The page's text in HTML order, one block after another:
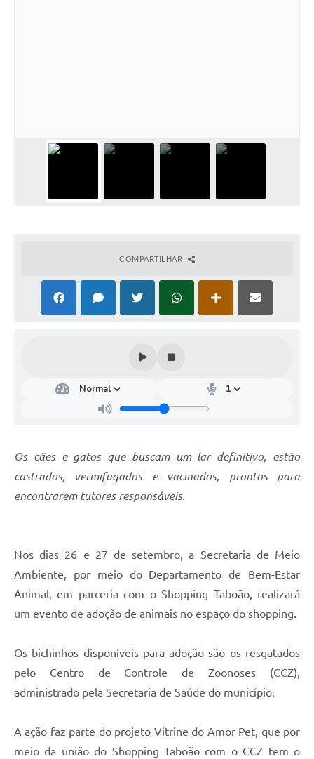
COMPARTILHAR
Os cães e gatosquebuscam um lar definitivo, estão
castrados, vermifugados e vacinados, prontos para
encontrarem tutores responsáveis.
Nos dias 26 e 27 de setembro, a Secretaria de Meio
Ambiente, por meio do Departamento de Bem-Estar
Animal, em parceria com o Shopping Taboão, realizará
um evento de adoção de animais no espaço do shopping.
Os bichinhos disponíveis para adoção são os resgatados
pelo Centro de Controle de Zoonoses (CCZ),
administrado pela Secretaria de Saúde do município.
A ação faz parte do projeto Vitrine do Amor Pet, que por
meio da união do Shopping Taboão com o CCZ tem o